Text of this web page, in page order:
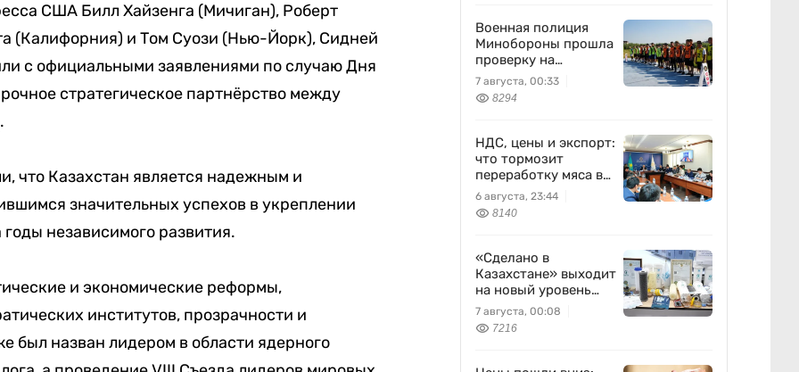
США Билл Хайзенга (Мичиган), Роберт
(Калифорния) и Том Суози (Нью-Йорк), Сидней
с официальными заявлениями по случаю Дня
стратегическое партнёрство между
.
что Казахстан является надежным и
значительных успехов в укреплении
независимого развития.
и экономические реформы,
институтов, прозрачности и
был назван лидером в области ядерного
Военная полиция
Минобороны прошла
проверку на
выносливость
7 августа, 00:33
8294
НДС, цены и экспорт:
что тормозит
переработку мяса в
Казахстане
6 августа, 23:44
8140
«Сделано в
Казахстане» выходит
на новый уровень
благодаря науке
7 августа, 00:08
7216